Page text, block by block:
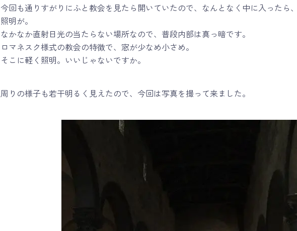
今回も通りすがりにふと教会を見たら開いていたので、なんとなく中に入ったら
照明が。
なかなか直射日光の当たらない場所なので、普段内部は真っ暗です。
ロマネスク様式の教会の特徴で、窓が少なめ小さめ。
そこに軽く照明。いいじゃないですか。
周りの様子も若干明るく見えたので、今回は写真を撮って来ました。